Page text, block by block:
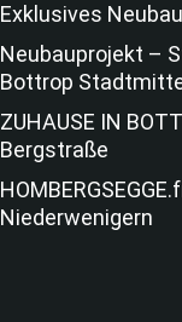
Exklusives
Neubauprojekt –
Bottrop
ZUHAUSE IN
Bergstraße
Niederwenigern